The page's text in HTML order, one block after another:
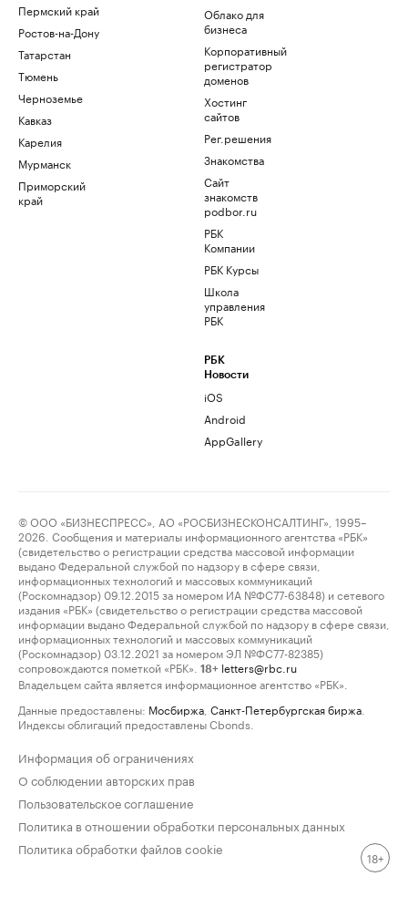
Пермский край
Ростов-на-Дону
Татарстан
Тюмень
Черноземье
Кавказ
Карелия
Мурманск
Приморский
край
Облако для
бизнеса
Корпоративный
регистратор
доменов
Хостинг
сайтов
Рег.решения
Знакомства
Сайт
знакомств
podbor.ru
РБК
Компании
РБК Курсы
Школа
управления
РБК
РБК
Новости
iOS
Android
AppGallery
© ООО «БИЗНЕСПРЕСС», АО «РОСБИЗНЕСКОНСАЛТИНГ», 1995–
2026. Сообщения и материалы информационного агентства «РБК»
(свидетельство о регистрации средства массовой информации
выдано Федеральной службой по надзору в сфере связи,
информационных технологий и массовых коммуникаций
(Роскомнадзор) 09.12.2015 за номером ИА №ФС77-63848) и сетевого
издания «РБК» (свидетельство о регистрации средства массовой
информации выдано Федеральной службой по надзору в сфере связи,
информационных технологий и массовых коммуникаций
(Роскомнадзор) 03.12.2021 за номером ЭЛ №ФС77-82385)
сопровождаются пометкой «РБК».
18+ letters@rbc.ru
Владельцем сайта является информационное агентство «РБК».
Данные предоставлены: Мосбиржа Санкт-Петербургская биржа
Индексы облигаций предоставлены Cbonds.
Информация об ограничениях
О соблюдении авторских прав
Пользовательское соглашение
Политика в отношении обработки персональных данных
Политика обработки файлов cookie
18+